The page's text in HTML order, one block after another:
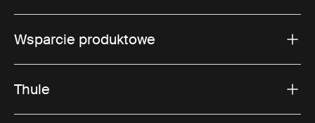
Wsparcie produktowe
Thule